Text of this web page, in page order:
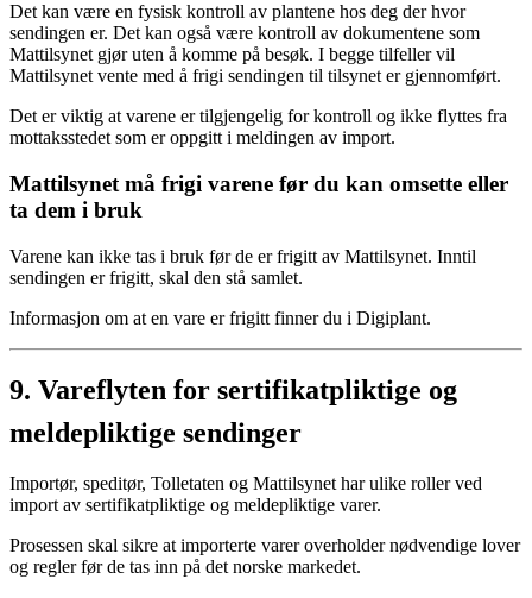
Det kan være en fysisk kontroll av plantene hos deg der hvor
sendingen er. Det kan også være kontroll av dokumentene som
Mattilsynet gjør uten å komme på besøk. I begge tilfeller vil
Mattilsynet vente med å frigi sendingen til tilsynet er gjennomført.
Det er viktig at varene er tilgjengelig for kontroll og ikke flyttes fra
mottaksstedet som er oppgitt i meldingen av import.
Mattilsynet må frigi varene før du kan omsette eller
ta dem i bruk
Varene kan ikke tas i bruk før de er frigitt av Mattilsynet. Inntil
sendingen er frigitt, skal den stå samlet.
Informasjon om at en vare er frigitt finner du i Digiplant.
9. Vareflyten for sertifikatpliktige og
meldepliktige sendinger
Importør, speditør, Tolletaten og Mattilsynet har ulike roller ved
import av sertifikatpliktige og meldepliktige varer.
Prosessen skal sikre at importerte varer overholder nødvendige lover
og regler før de tas inn på det norske markedet.